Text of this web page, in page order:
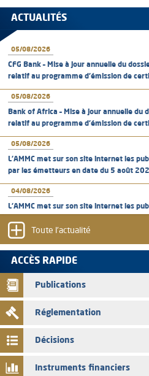
ACTUALITÉS
05/08/2026
CFG Bank – Mise à jour annuelle du
relatif au programme d'émission de
05/08/2026
Bank of Africa – Mise à jour annuelle du
relatif au programme d'émission de
05/08/2026
L’AMMC met sur son site internet les
par les émetteurs en date du 5 août
04/08/2026
L’AMMC met sur son site internet les
03/08/2026
Saham Bank – Mise à jour annuelle du
relatif au programme d'émission de
03/08/2026
L’AMMC met sur son site internet les
par les émetteurs en date du 3 août
Liste des agréments et visas d'OPCVM
Toute l'actualité
ACCÈS RAPIDE
Publications
Réglementation
Décisions
Instruments financiers